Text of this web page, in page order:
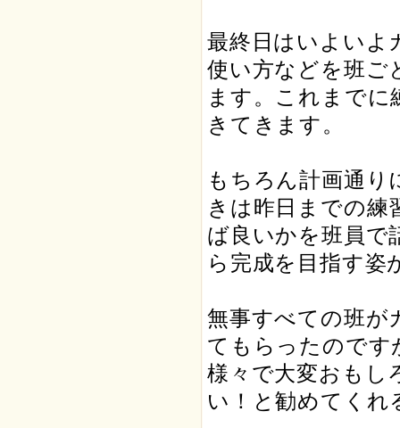
最終日はいよいよ
使い方などを班ご
ます。これまでに
きてきます。
もちろん計画通
きは昨日までの練
ば良いかを班員で
ら完成を目指す姿
無事すべての班が
てもらったのです
様々で大変おもし
い！と勧めてくれ